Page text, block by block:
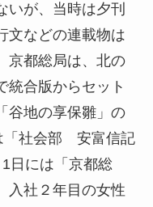
いが、当時は夕刊
文などの連載物は
京都総局は、北の
統合版からセット
谷地の享保雛」の
「社会部 安富信記
日には「京都総
社２年目の女性